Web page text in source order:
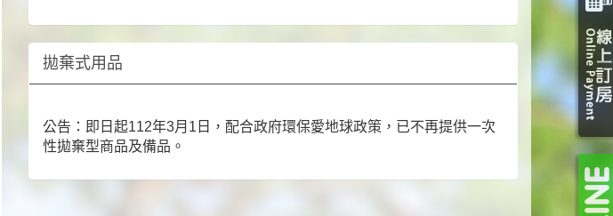
拋棄式用品
公告：即日起112年3月1日，配合政府環保愛地球政策，已不再提供一次
性拋棄型商品及備品。